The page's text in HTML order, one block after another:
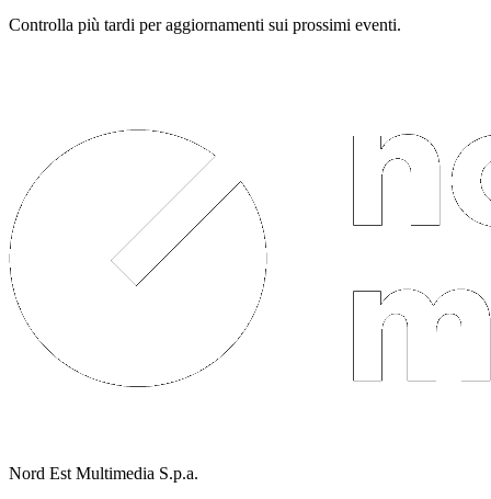
Controlla più tardi per aggiornamenti sui prossimi eventi.
Nord Est Multimedia S.p.a.